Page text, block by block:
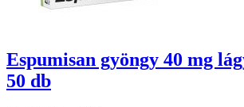
Espumisan gyöngy 40 mg
50 db